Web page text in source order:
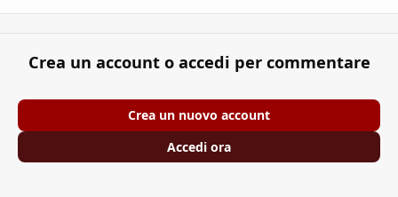
Crea un account o accedi per commentare
Crea un nuovo account
Accedi ora